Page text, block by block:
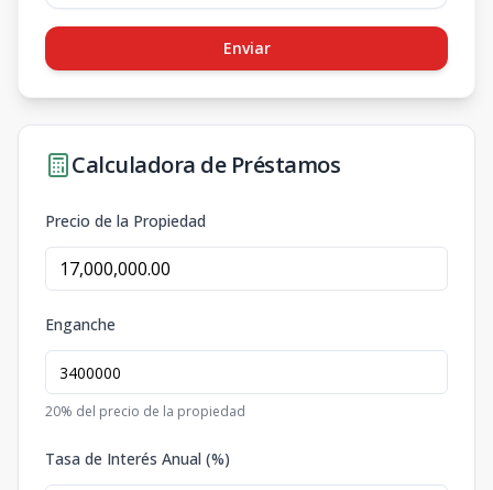
Enviar
Calculadora de Préstamos
Precio de la Propiedad
Enganche
20% del precio de la propiedad
Tasa de Interés Anual (%)